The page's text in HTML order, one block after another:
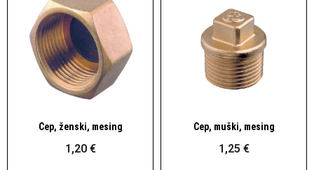
Brzi pogled
Čep, ženski, mesing
1,20 €
Brzi pogled
Čep, muški, mesing
1,25 €